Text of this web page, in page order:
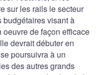
sur les rails le secteur
budgétaires visant à
de façon efficace
devrait débuter en
poursuivra à un
des autres grands